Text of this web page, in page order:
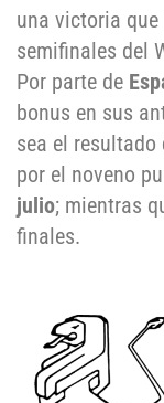
una victoria
semifinales del
Por parte de
bonus en sus
sea el
por el noveno
julio; mientras
finales.